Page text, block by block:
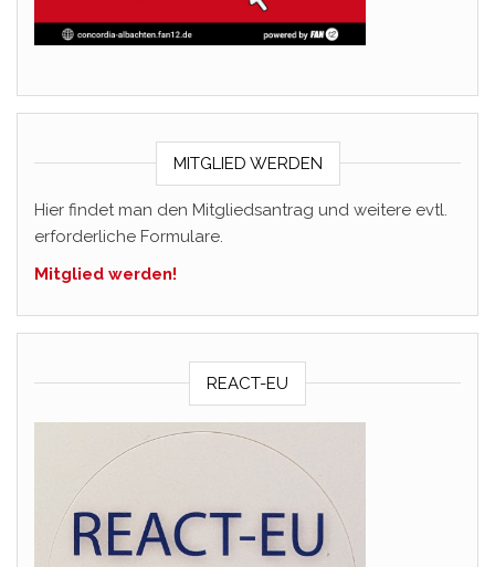
MITGLIED WERDEN
Hier findet man den Mitgliedsantrag und weitere evtl.
erforderliche Formulare.
Mitglied werden!
REACT-EU